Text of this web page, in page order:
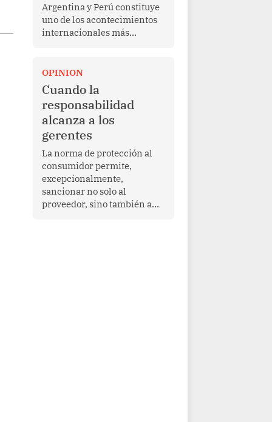
Argentina y Perú constituye
uno de los acontecimientos
internacionales más
Más allá de su dimensión
religiosa, esta gira
representa una oportunidad
para reafirmar el valor del
diálogo, fortalecer los
vínculos entre los pueblos y
proyectar una imagen de
cooperación en una región
que enfrenta desafíos en
materia de desarrollo,
cohesión social y
gobernabilidad.
OPINION
Cuando la
responsabilidad
alcanza a los
gerentes
La norma de protección al
consumidor permite,
excepcionalmente,
sancionar no solo al
proveedor, sino también a